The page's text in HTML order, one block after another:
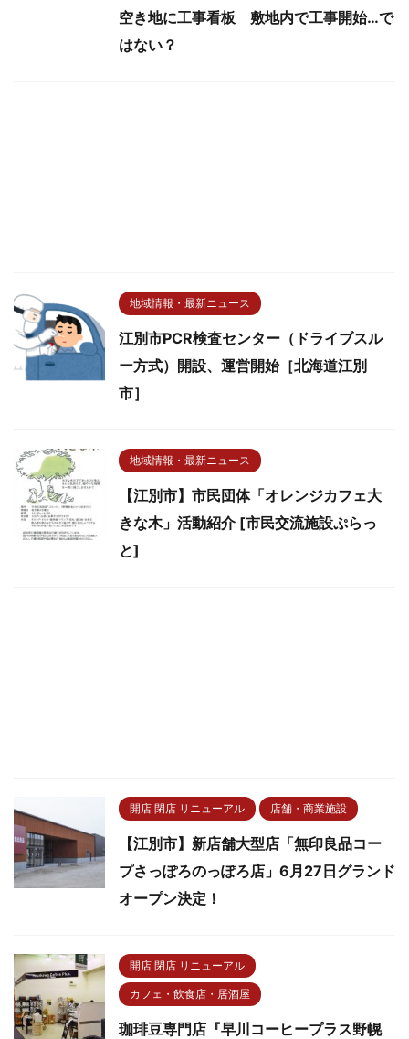
空き地に工事看板 敷地内で工事開始…で
はない？
地域情報・最新ニュース
江別市PCR検査センター（ドライブスル
ー方式）開設、運営開始［北海道江別
市］
地域情報・最新ニュース
【江別市】市民団体「オレンジカフェ大
きな木」活動紹介 [市民交流施設ぷらっ
と]
開店 閉店 リニューアル 店舗・商業施設
【江別市】新店舗大型店「無印良品コー
プさっぽろのっぽろ店」6月27日グランド
オープン決定！
開店 閉店 リニューアル
カフェ・飲食店・居酒屋
珈琲豆専門店『早川コーヒープラス野幌